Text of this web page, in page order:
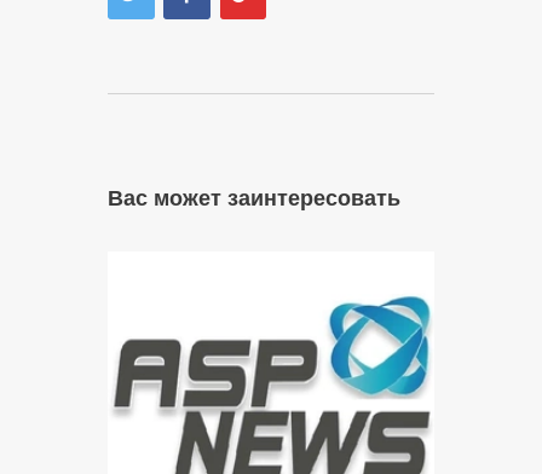
Вас может заинтересовать